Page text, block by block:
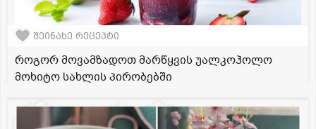
შეინახე რეცეპტი
როგორ მოვამზადოთ მარწყვის უალკოჰოლო
მოხიტო სახლის პირობებში